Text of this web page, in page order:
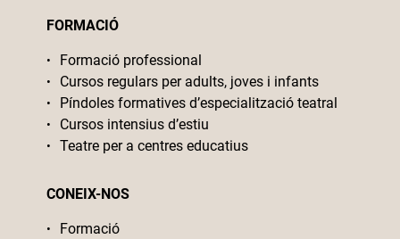
FORMACIÓ
Formació professional
Cursos regulars per adults, joves i infants
Píndoles formatives d’especialització teatral
Cursos intensius d’estiu
Teatre per a centres educatius
CONEIX-NOS
Formació